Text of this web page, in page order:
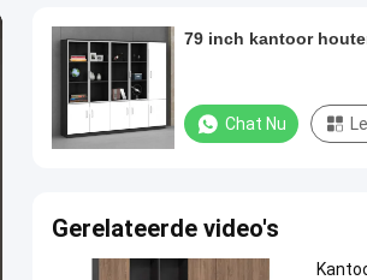
79 inch kantoor
Chat Nu
Gerelateerde video's